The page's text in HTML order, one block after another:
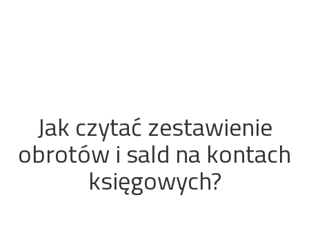
Jak czytać zestawienie
obrotów i sald na kontach
księgowych?